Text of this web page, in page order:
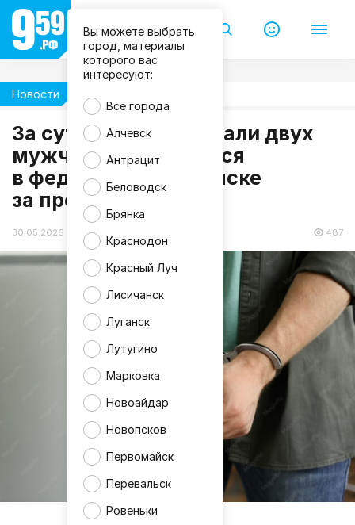
Вы можете выбрать
город, материалы
которого вас
интересуют:
Все города
Алчевск
Антрацит
Беловодск
Брянка
Краснодон
Красный Луч
Лисичанск
Луганск
Лутугино
Марковка
Новоайдар
Новопсков
Первомайск
Перевальск
Ровеньки
Новости
За сутки в ЛНР поймали двух
мужчин, находящихся
в федеральном розыске
за преступления
30.05.2026 14:39 487
M
a
g
n
i
f
c